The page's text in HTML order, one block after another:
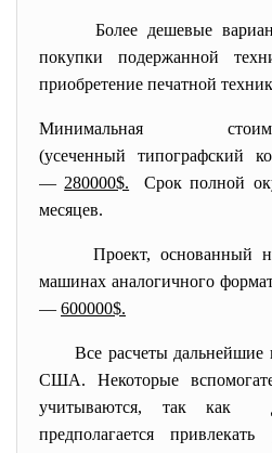
Более дешевые
покупки подержанной
приобретение печатной
Минимальная
(усеченный типографский
— 280000$. Срок полной
месяцев.
Проект, основанный
машинах аналогичного
— 600000$.
Все расчеты
США. Некоторые
учитываются, так как
предполагается